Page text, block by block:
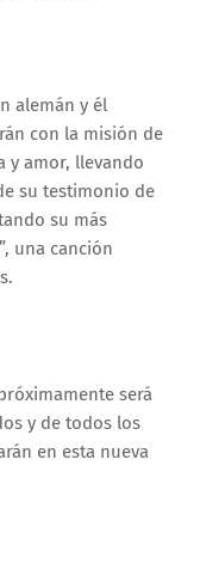
alemán y él
con la misión de
y amor, llevando
su testimonio de
su más
una canción
será
y de todos los
en esta nueva